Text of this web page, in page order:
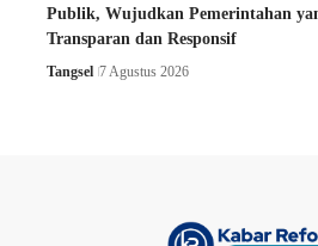
Publik, Wujudkan Pemerintahan
Transparan dan Responsif
Tangsel 7 Agustus 2026